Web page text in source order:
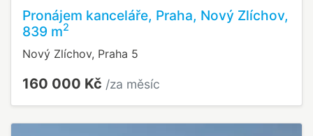
Pronájem kanceláře, Praha, Nový Zlíchov,
839 m2
Nový Zlíchov, Praha 5
160 000 Kč /za měsíc